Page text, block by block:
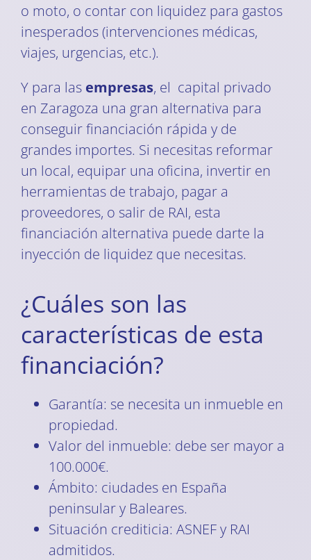
o moto, o contar con liquidez para gastos
inesperados (intervenciones médicas,
viajes, urgencias, etc.).
Y para las empresas, el capital privado
en Zaragoza una gran alternativa para
conseguir financiación rápida y de
grandes importes. Si necesitas reformar
un local, equipar una oficina, invertir en
herramientas de trabajo, pagar a
proveedores, o salir de RAI, esta
financiación alternativa puede darte la
inyección de liquidez que necesitas.
¿Cuáles son las
características de esta
financiación?
Garantía: se necesita un inmueble en
propiedad.
Valor del inmueble: debe ser mayor a
100.000€.
Ámbito: ciudades en España
peninsular y Baleares.
Situación crediticia: ASNEF y RAI
admitidos.